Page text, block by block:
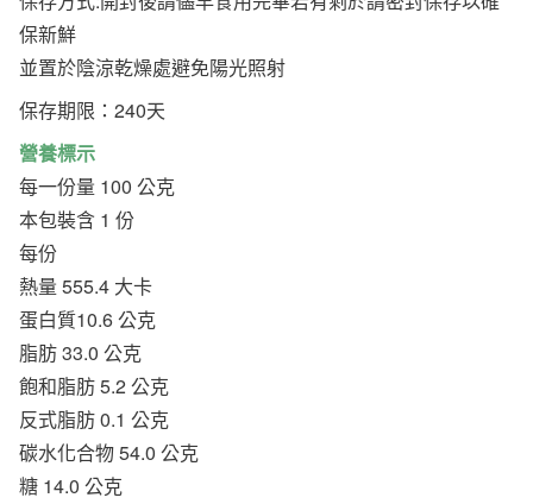
保新鮮
並置於陰涼乾燥處避免陽光照射
保存期限：240天
營養標示
每一份量 100 公克
本包裝含 1 份
每份
熱量 555.4 大卡
蛋白質10.6 公克
脂肪 33.0 公克
飽和脂肪 5.2 公克
反式脂肪 0.1 公克
碳水化合物 54.0 公克
糖 14.0 公克